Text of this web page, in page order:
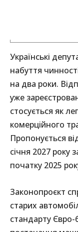
Українські
набуття
на два роки.
уже
стосується як
комерційного
Пропонується
січня 2027 року
початку 2025
Законопроєкт
старих
стандарту